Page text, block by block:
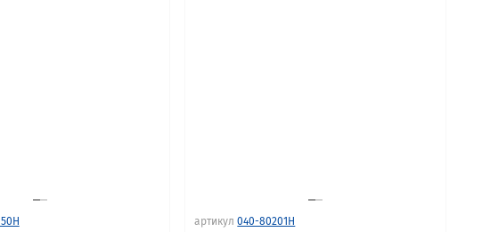
артикул 040-80201H